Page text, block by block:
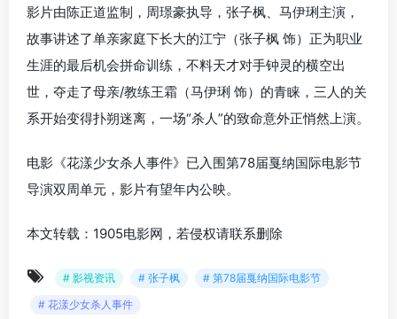
影片由陈正道监制，周璟豪执导，张子枫、马伊琍主演，
故事讲述了单亲家庭下长大的江宁（张子枫 饰）正为职业
生涯的最后机会拼命训练，不料天才对手钟灵的横空出
世，夺走了母亲/教练王霜（马伊琍 饰）的青睐，三人的关
系开始变得扑朔迷离，一场“杀人”的致命意外正悄然上演。
电影《花漾少女杀人事件》已入围第78届戛纳国际电影节
导演双周单元，影片有望年内公映。
本文转载：1905电影网，若侵权请联系删除
# 影视资讯 # 张子枫
# 第78届戛纳国际电影节
# 花漾少女杀人事件